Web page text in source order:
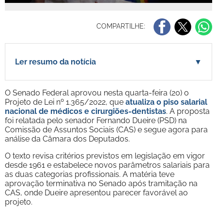
COMPARTILHE:
Ler resumo da notícia ▼
O Senado Federal aprovou nesta quarta-feira (20) o
Projeto de Lei nº 1.365/2022, que atualiza o piso salarial
nacional de médicos e cirurgiões-dentistas. A proposta
foi relatada pelo senador Fernando Dueire (PSD) na
Comissão de Assuntos Sociais (CAS) e segue agora para
análise da Câmara dos Deputados.
O texto revisa critérios previstos em legislação em vigor
desde 1961 e estabelece novos parâmetros salariais para
as duas categorias profissionais. A matéria teve
aprovação terminativa no Senado após tramitação na
CAS, onde Dueire apresentou parecer favorável ao
projeto.